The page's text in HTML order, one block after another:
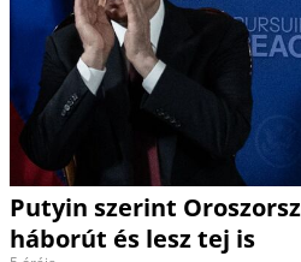
Putyin szerint
háborút és lesz tej is